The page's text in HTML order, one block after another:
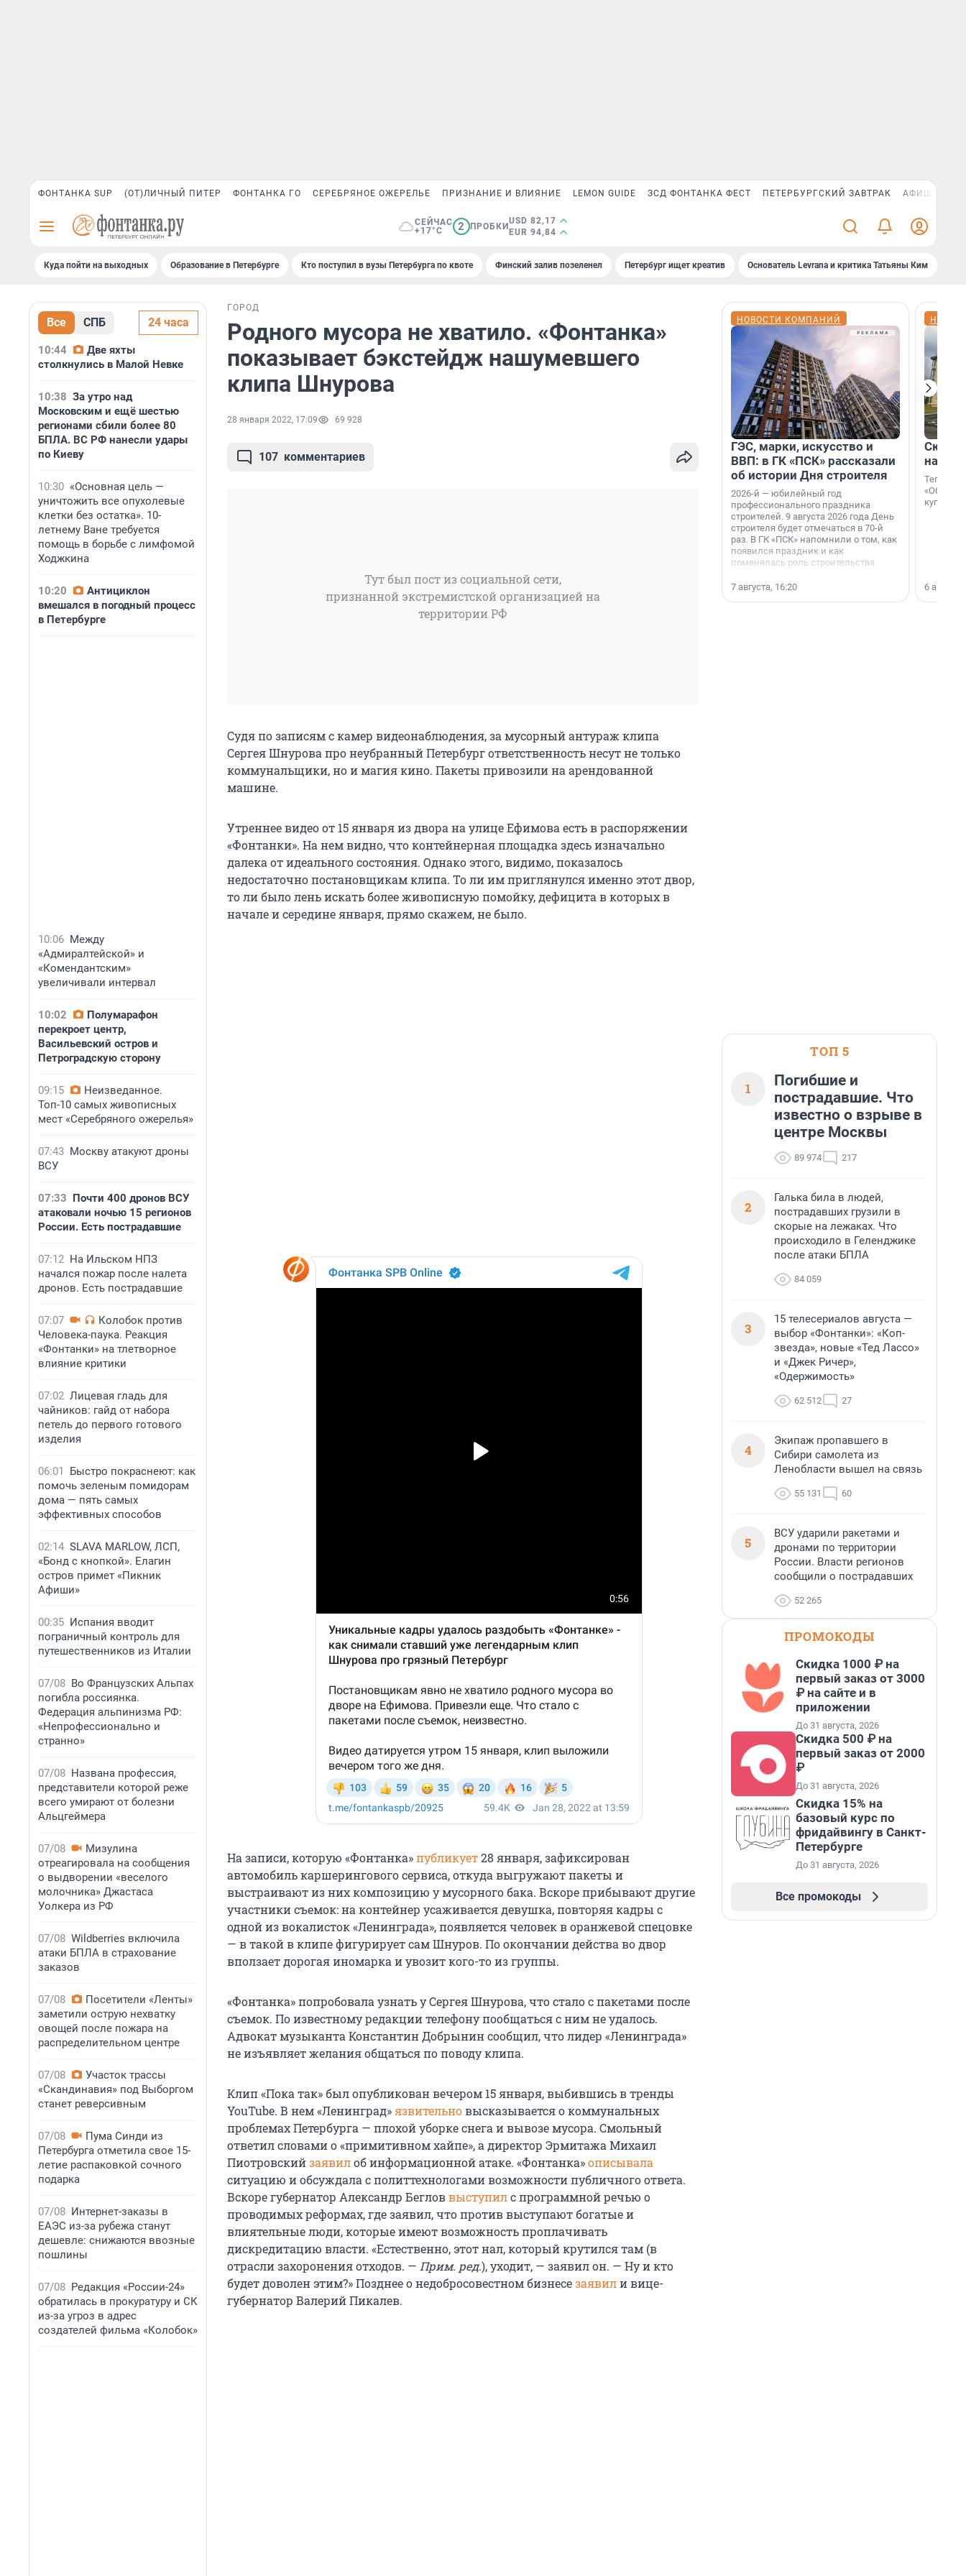
ФОНТАНКА SUP (ОТ)ЛИЧНЫЙ ПИТЕР ФОНТАНКА ГО СЕРЕБРЯНОЕ ОЖЕРЕЛЬЕ ПРИЗНАНИЕ И ВЛИЯНИЕ LEMON GUIDE ЗСД ФОНТАНКА ФЕСТ ПЕТЕРБУРГСКИЙ ЗАВТРАК АФИША PLUS
СЕЙЧАС
+17°C
2 ПРОБКИ
USD 82,17
EUR 94,84
Куда пойти на выходных Образование в Петербурге Кто поступил в вузы Петербурга по квоте Финский залив позеленел Петербург ищет креатив Основатель Levrana и критика Татьяны Ким
Все СПБ 24 часа
10:44
Две яхты
столкнулись в Малой Невке
10:38 За утро над
Московским и ещё шестью
регионами сбили более 80
БПЛА. ВС РФ нанесли удары
по Киеву
10:30 «Основная цель —
уничтожить все опухолевые
клетки без остатка». 10-
летнему Ване требуется
помощь в борьбе с лимфомой
Ходжкина
10:20
Антициклон
вмешался в погодный процесс
в Петербурге
10:06 Между
«Адмиралтейской» и
«Комендантским»
увеличивали интервал
10:02
Полумарафон
перекроет центр,
Васильевский остров и
Петроградскую сторону
09:15
Неизведанное.
Топ-10 самых живописных
мест «Серебряного ожерелья»
07:43 Москву атакуют дроны
ВСУ
07:33 Почти 400 дронов ВСУ
атаковали ночью 15 регионов
России. Есть пострадавшие
07:12 На Ильском НПЗ
начался пожар после налета
дронов. Есть пострадавшие
07:07
Колобок против
Человека-паука. Реакция
«Фонтанки» на тлетворное
влияние критики
07:02 Лицевая гладь для
чайников: гайд от набора
петель до первого готового
изделия
06:01
Быстро покраснеют: как
помочь зеленым помидорам
дома — пять самых
эффективных способов
02:14 SLAVA MARLOW, ЛСП,
«Бонд с кнопкой». Елагин
остров примет «Пикник
Афиши»
00:35 Испания вводит
пограничный контроль для
путешественников из Италии
07/08 Во Французских Альпах
погибла россиянка.
Федерация альпинизма РФ:
«Непрофессионально и
странно»
07/08 Названа профессия,
представители которой реже
всего умирают от болезни
Альцгеймера
07/08
Мизулина
отреагировала на сообщения
о выдворении «веселого
молочника» Джастаса
Уолкера из РФ
07/08 Wildberries включила
атаки БПЛА в страхование
заказов
07/08
Посетители «Ленты»
заметили острую нехватку
овощей после пожара на
распределительном центре
07/08
Участок трассы
«Скандинавия» под Выборгом
станет реверсивным
07/08
Пума Синди из
Петербурга отметила свое 15-
летие распаковкой сочного
подарка
07/08 Интернет-заказы в
ЕАЭС из-за рубежа станут
дешевле: снижаются ввозные
пошлины
07/08 Редакция «России-24»
обратилась в прокуратуру и СК
из-за угроз в адрес
создателей фильма «Колобок»
ГОРОД
Родного мусора не хватило. «Фонтанка»
показывает бэкстейдж нашумевшего
клипа Шнурова
28 января 2022, 17:09 69 928
107 комментариев
Тут был пост из социальной сети,
признанной экстремистской организацией на
территории РФ
Судя по записям с камер видеонаблюдения, за мусорный антураж клипа
Сергея Шнурова про неубранный Петербург ответственность несут не только
коммунальщики, но и магия кино. Пакеты привозили на арендованной
машине.
Утреннее видео от 15 января из двора на улице Ефимова есть в распоряжении
«Фонтанки». На нем видно, что контейнерная площадка здесь изначально
далека от идеального состояния. Однако этого, видимо, показалось
недостаточно постановщикам клипа. То ли им приглянулся именно этот двор,
то ли было лень искать более живописную помойку, дефицита в которых в
начале и середине января, прямо скажем, не было.
На записи, которую «Фонтанка»публикует28 января, зафиксирован
автомобиль каршерингового сервиса, откуда выгружают пакеты и
выстраивают из них композицию у мусорного бака. Вскоре прибывают другие
участники съемок: на контейнер усаживается девушка, повторяя кадры с
одной из вокалисток «Ленинграда», появляется человек в оранжевой спецовке
— в такой в клипе фигурирует сам Шнуров. По окончании действа во двор
вползает дорогая иномарка и увозит кого-то из группы.
«Фонтанка» попробовала узнать у Сергея Шнурова, что стало с пакетами после
съемок. По известному редакции телефону пообщаться с ним не удалось.
Адвокат музыканта Константин Добрынин сообщил, что лидер «Ленинграда»
не изъявляет желания общаться по поводу клипа.
Клип «Пока так» был опубликован вечером 15 января, выбившись в тренды
YouTube. В нем «Ленинград» язвительновысказывается о коммунальных
проблемах Петербурга — плохой уборке снега и вывозе мусора. Смольный
ответил словами о «примитивном хайпе», а директор Эрмитажа Михаил
Пиотровскийзаявилоб информационной атаке. «Фонтанка»описывала
ситуацию и обсуждала с политтехнологами возможности публичного ответа.
Вскоре губернатор Александр Бегловвыступилс программной речью о
проводимых реформах, где заявил, что против выступают богатые и
влиятельные люди, которые имеют возможность проплачивать
дискредитацию власти. «Естественно, этот нал, который крутился там (в
отрасли захоронения отходов. — Прим. ред.), уходит, — заявил он. — Ну и кто
будет доволен этим?» Позднее о недобросовестном бизнесезаявили вице-
губернатор Валерий Пикалев.
НОВОСТИ КОМПАНИЙ
ГЭС, марки, искусство и
ВВП: в ГК «ПСК» рассказали
об истории Дня строителя
2026-й — юбилейный год
профессионального праздника
строителей. 9 августа 2026 года День
строителя будет отмечаться в 70-й
раз. В ГК «ПСК» напомнили о том, как
появился праздник и как
поменялась роль строительства.
7 августа, 16:20
на
Теперь
купить
6
ТОП 5
1
Погибшие и
пострадавшие. Что
известно о взрыве в
центре Москвы
89 974 217
2
Галька била в людей,
пострадавших грузили в
скорые на лежаках. Что
происходило в Геленджике
после атаки БПЛА
84 059
3
15 телесериалов августа —
выбор «Фонтанки»: «Коп-
звезда», новые «Тед Лассо»
и «Джек Ричер»,
«Одержимость»
62 512 27
4
Экипаж пропавшего в
Сибири самолета из
Ленобласти вышел на связь
55 131 60
5
ВСУ ударили ракетами и
дронами по территории
России. Власти регионов
сообщили о пострадавших
52 265
ПРОМОКОДЫ
Скидка 1000 ₽ на
первый заказ от 3000
₽ на сайте и в
приложении
До 31 августа, 2026
Скидка 500 ₽ на
первый заказ от 2000
₽
До 31 августа, 2026
Скидка 15% на
базовый курс по
фридайвингу в Санкт-
Петербурге
До 31 августа, 2026
Все промокоды